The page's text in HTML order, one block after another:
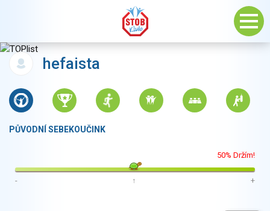
hefaista
PŮVODNÍ SEBEKOUČINK
50% Držím!
- ↑ +